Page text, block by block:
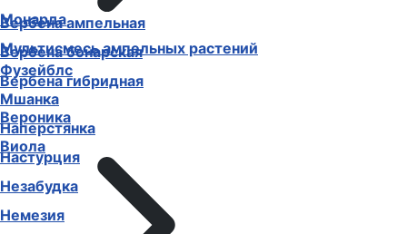
Вербена ампельная
Вербена бонарская
Вербена гибридная
Вероника
Виола
Монарда
Мультисмесь ампельных растений
Фузейблс
Мшанка
Наперстянка
Настурция
Незабудка
Немезия